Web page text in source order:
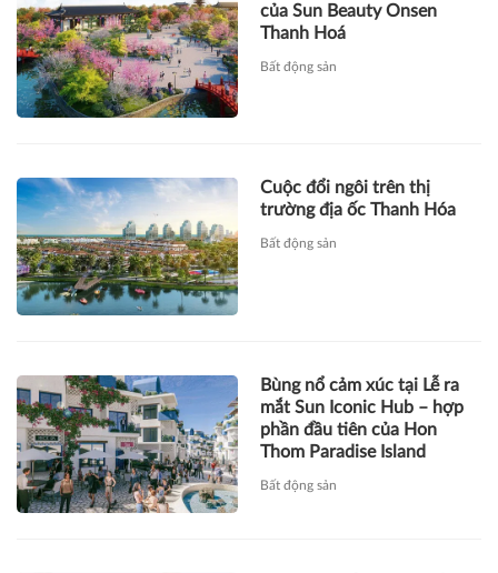
của Sun Beauty Onsen
Thanh Hoá
Bất động sản
Cuộc đổi ngôi trên thị
trường địa ốc Thanh Hóa
Bất động sản
Bùng nổ cảm xúc tại Lễ ra
mắt Sun Iconic Hub – hợp
phần đầu tiên của Hon
Thom Paradise Island
Bất động sản